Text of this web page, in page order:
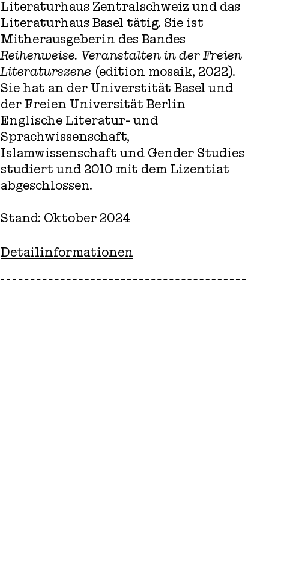
Literaturhaus Zentralschweiz und das
Literaturhaus Basel tätig. Sie ist
Mitherausgeberin des Bandes
Reihenweise. Veranstalten in der Freien
Literaturszene (edition mosaik, 2022).
Sie hat an der Universtität Basel und
der Freien Universität Berlin
Englische Literatur- und
Sprachwissenschaft,
Islamwissenschaft und Gender Studies
studiert und 2010 mit dem Lizentiat
abgeschlossen.
Stand: Oktober 2024
Detailinformationen